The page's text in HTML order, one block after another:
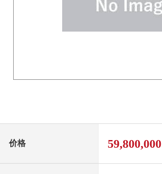
价格 59,800,000